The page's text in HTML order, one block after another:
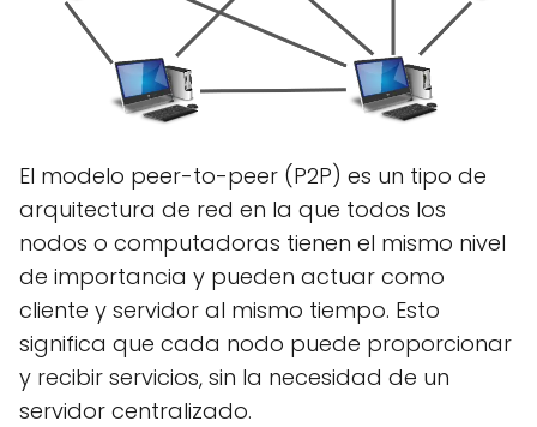
El modelo peer-to-peer (P2P) es un tipo de
arquitectura de red en la que todos los
nodos o computadoras tienen el mismo nivel
de importancia y pueden actuar como
cliente y servidor al mismo tiempo. Esto
significa que cada nodo puede proporcionar
y recibir servicios, sin la necesidad de un
servidor centralizado.